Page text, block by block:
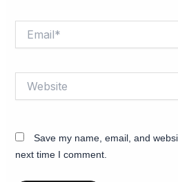
Save my name, email, and
next time I comment.